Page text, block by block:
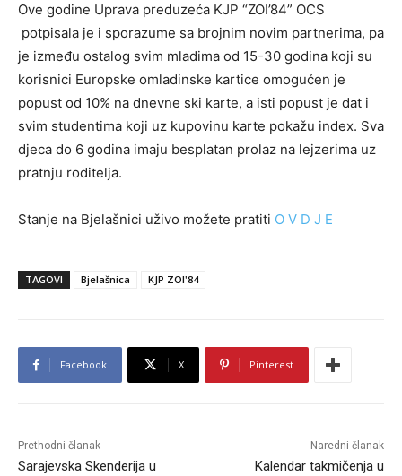
Ove godine Uprava preduzeća KJP “ZOI’84” OCS
potpisala je i sporazume sa brojnim novim partnerima, pa
je između ostalog svim mladima od 15-30 godina koji su
korisnici Europske omladinske kartice omogućen je
popust od 10% na dnevne ski karte, a isti popust je dat i
svim studentima koji uz kupovinu karte pokažu index. Sva
djeca do 6 godina imaju besplatan prolaz na lejzerima uz
pratnju roditelja.
Stanje na Bjelašnici uživo možete pratiti O V D J E
TAGOVI Bjelašnica KJP ZOI'84
Facebook X Pinterest
Prethodni članak
Sarajevska Skenderija u
Naredni članak
Kalendar takmičenja u